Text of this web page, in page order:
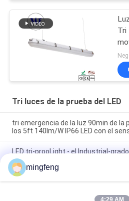
Tri
de
Tri luces de la prueba del LED
tri emergencia de la luz 90min de la
los 5ft 140lm/W IP66 LED con el
LED tri-prooLight - el Industrial-
resistente a la corrosión,
duros
disponible en diversos longitudes y
mingfeng
4:29 AM